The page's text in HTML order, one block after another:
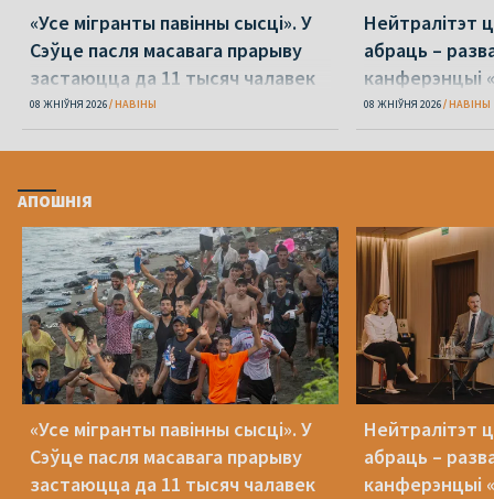
«Усе мігранты павінны сысці». У
Сэўце пасля масавага прарыву
застаюцца да 11 тысяч чалавек
08 ЖНІЎНЯ 2026 НАВІНЫ
Нейтралітэт
абраць –
канферэнцыі
08 ЖНІЎНЯ 2026 НАВІНЫ
АПОШНІЯ
«Усе мігранты павінны сысці». У
Сэўце пасля масавага прарыву
застаюцца да 11 тысяч чалавек
Нейтралітэт
абраць –
канферэнцыі